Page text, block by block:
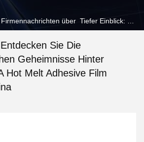
Sie Die
Geheimnisse Hinter
Hot Melt Adhesive Film